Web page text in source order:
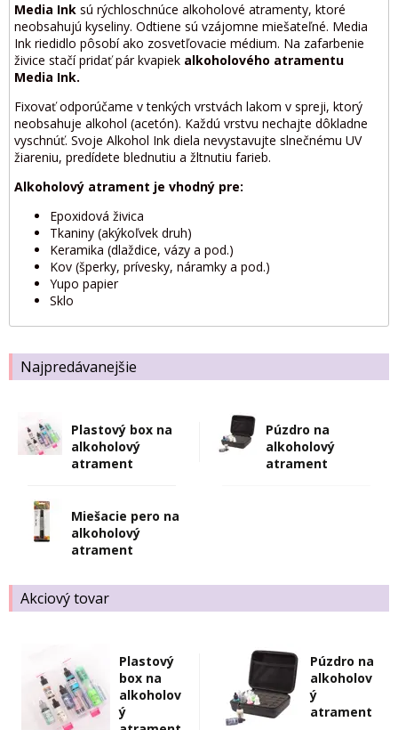
Najpredávanejšie
Plastový box na
alkoholový
atrament
Púzdro na
alkoholový
atrament
Miešacie pero na
alkoholový
atrament
Akciový tovar
Plastový
box na
alkoholov
ý
Púzdro na
alkoholov
ý
atrament
Media Ink sú rýchloschnúce alkoholové atramenty, ktoré
neobsahujú kyseliny. Odtiene sú vzájomne miešateľné. Media
Ink riedidlo pôsobí ako zosvetľovacie médium. Na zafarbenie
živice stačí pridať pár kvapiek alkoholového atramentu
Media Ink.
Fixovať odporúčame v tenkých vrstvách lakom v spreji, ktorý
neobsahuje alkohol (acetón). Každú vrstvu nechajte dôkladne
vyschnúť. Svoje Alkohol Ink diela nevystavujte slnečnému UV
žiareniu, predídete blednutiu a žltnutiu farieb.
Alkoholový atrament je vhodný pre:
Epoxidová živica
Tkaniny (akýkoľvek druh)
Keramika (dlaždice, vázy a pod.)
Kov (šperky, prívesky, náramky a pod.)
Yupo papier
Sklo